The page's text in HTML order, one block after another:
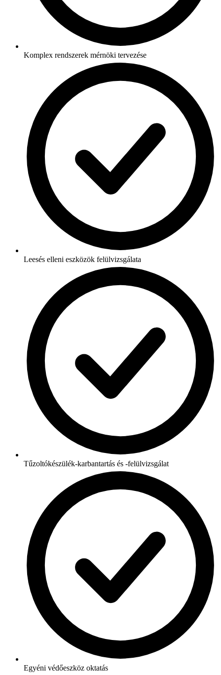
Komplex rendszerek mérnöki tervezése
Leesés elleni eszközök felülvizsgálata
Tűzoltókészülék-karbantartás és -felülvizsgálat
Egyéni védőeszköz oktatás